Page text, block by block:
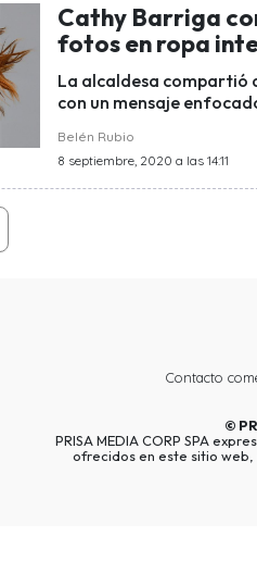
Cathy Barriga
fotos en ropa
La alcaldesa compartió
con un mensaje
Belén Rubio
8 septiembre, 2020 a las 14:11
Contacto
©
PRISA MEDIA CORP SPA
ofrecidos en este sitio